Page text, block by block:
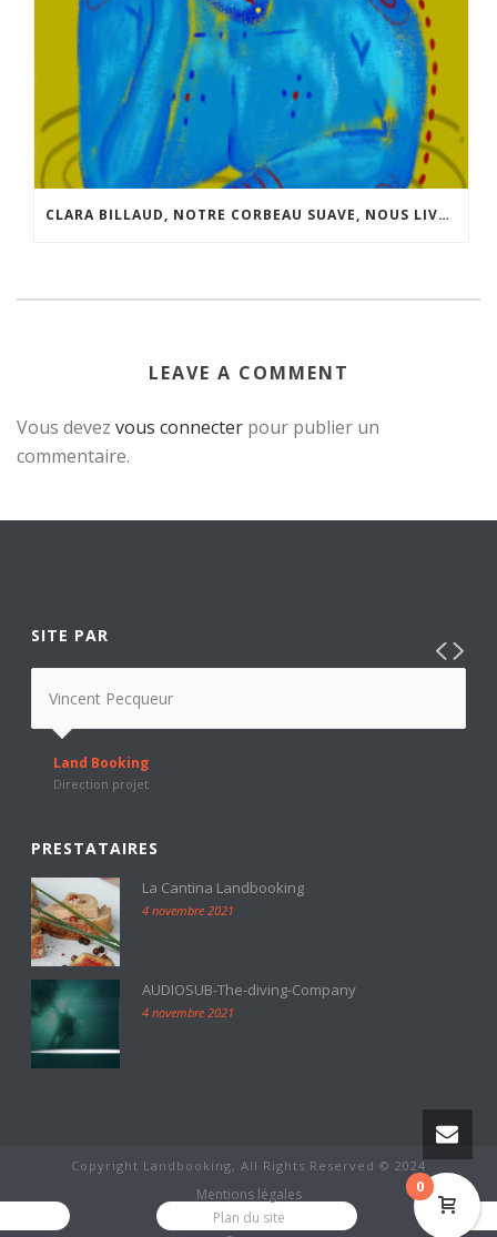
CLARA BILLAUD, NOTRE CORBEAU SUAVE, NOUS LIVRE QUELQUES INFOS SUR SON NOUVEAU “JEU”.
LEAVE A COMMENT
Vous devez vous connecter pour publier un
commentaire.
SITE PAR
Vincent Pecqueur
Land Booking
Direction projet
PRESTATAIRES
La Cantina Landbooking
4 novembre 2021
AUDIOSUB-The-diving-Company
4 novembre 2021
Copyright Landbooking, All Rights Reserved © 2024
Mentions légales
Plan du site
0